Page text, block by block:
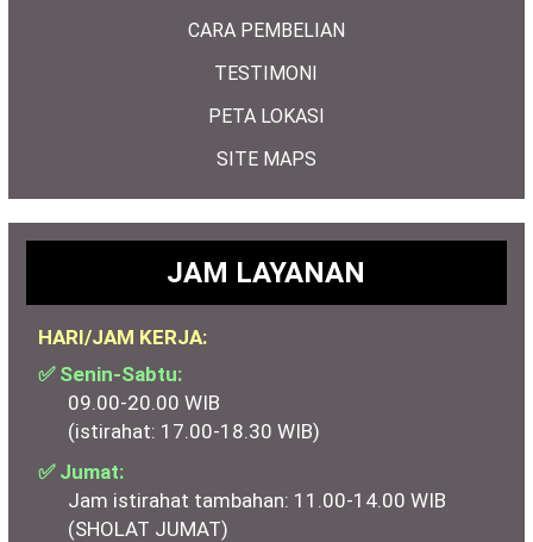
CARA PEMBELIAN
TESTIMONI
PETA LOKASI
SITE MAPS
JAM LAYANAN
HARI/JAM KERJA:
✅ Senin-Sabtu:
09.00-20.00 WIB
(istirahat: 17.00-18.30 WIB)
✅ Jumat:
Jam istirahat tambahan: 11.00-14.00 WIB
(SHOLAT JUMAT)